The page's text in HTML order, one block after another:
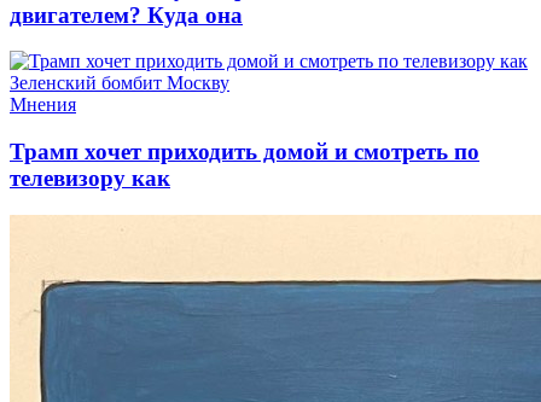
двигателем? Куда она
Мнения
Трамп хочет приходить домой и смотреть по
телевизору как